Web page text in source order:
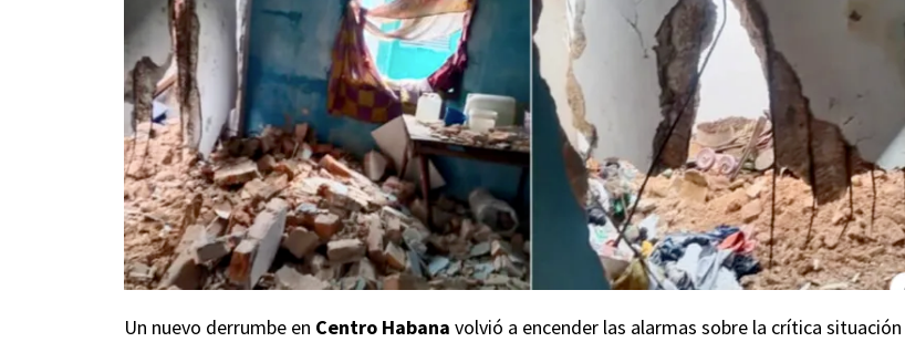
Un nuevo derrumbe en Centro Habana volvió a encender las alarmas sobre la crítica situación